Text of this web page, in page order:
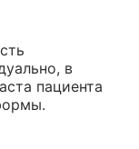
в
пациента